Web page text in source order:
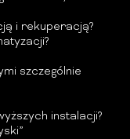
i rekuperacją?
szczególnie
instalacji?